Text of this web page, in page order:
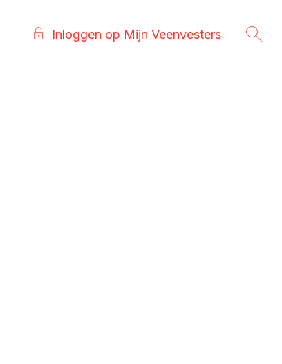
Inloggen op Mijn Veenvesters